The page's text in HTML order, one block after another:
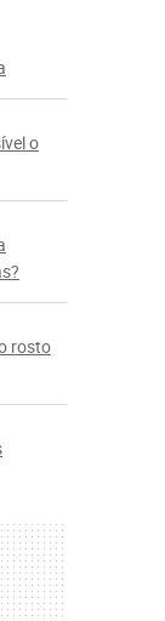
o
rosto